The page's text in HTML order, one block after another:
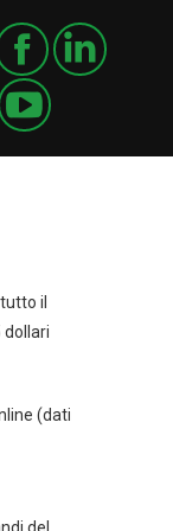
il
dollari
(dati